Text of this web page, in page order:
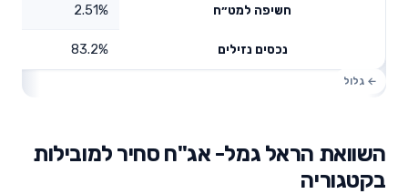
חשיפה למט״ח 2.51%
נכסים נזילים 83.2%
השוואת הראל גמל- אג"ח סחיר למובילות
בקטגוריה